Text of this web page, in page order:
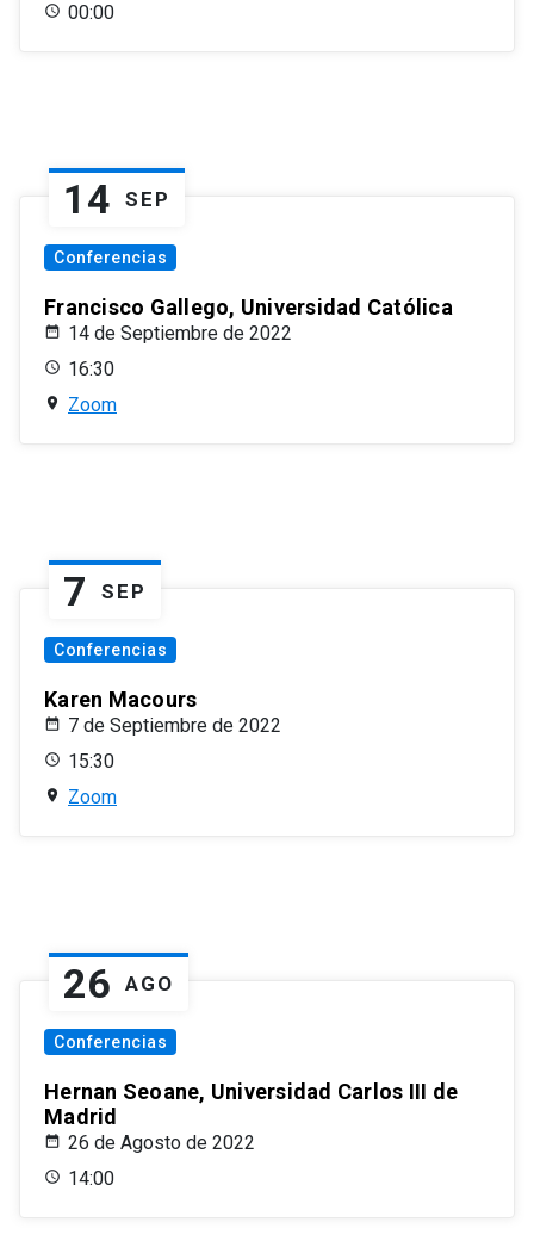
00:00
14 SEP
Conferencias
Francisco Gallego, Universidad Católica
14 de Septiembre de 2022
16:30
Zoom
7 SEP
Conferencias
Karen Macours
7 de Septiembre de 2022
15:30
Zoom
26 AGO
Conferencias
Hernan Seoane, Universidad Carlos III de
Madrid
26 de Agosto de 2022
14:00